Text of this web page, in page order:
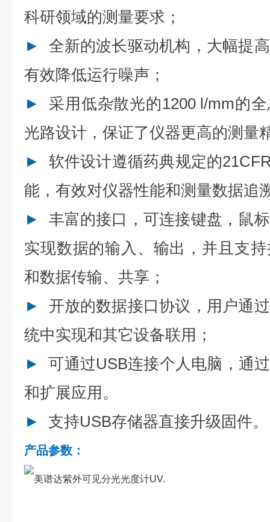
科研领域的测量要求；
►
全新的波长驱动机构，大幅提
有效降低运行噪声；
►
采用低杂散光的1200 l/mm的
光路设计，保证了仪器更高的测量
►
软件设计遵循药典规定的
能，有效对仪器性能和测量数据追
►
丰富的接口，可连接键盘，鼠
实现数据的输入、输出，并且支
和数据传输、共享；
►
开放的数据接口协议，用户通
统中实现和其它设备联用；
►
可通过USB连接个人电脑，通
和扩展应用。
►
支持USB存储器直接升级固件。
产品参数：